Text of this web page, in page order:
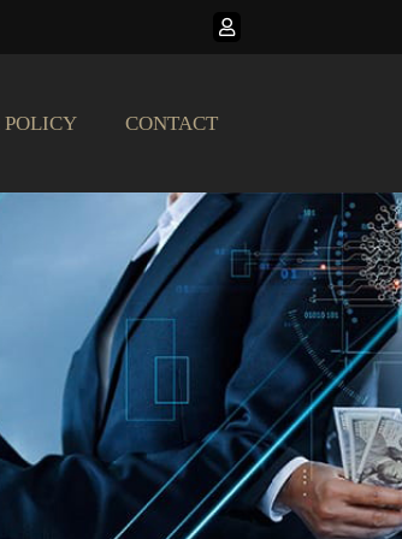
POLICY CONTACT